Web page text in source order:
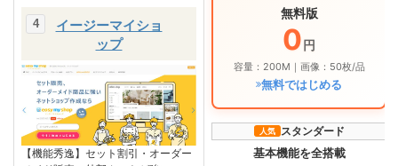
イージーマイショ
ップ
【機能秀逸】セット割引・オーダー
無料版
0円
容量：200M｜画像：50枚/品
無料ではじめる
人気 スタンダード
基本機能を全搭載